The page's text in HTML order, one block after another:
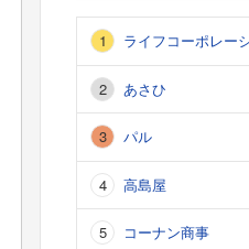
ライフコーポレー
あさひ
パル
高島屋
コーナン商事